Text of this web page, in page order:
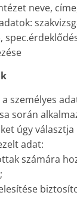
neve,
a személyes
során
úgy választja
adat:
számára